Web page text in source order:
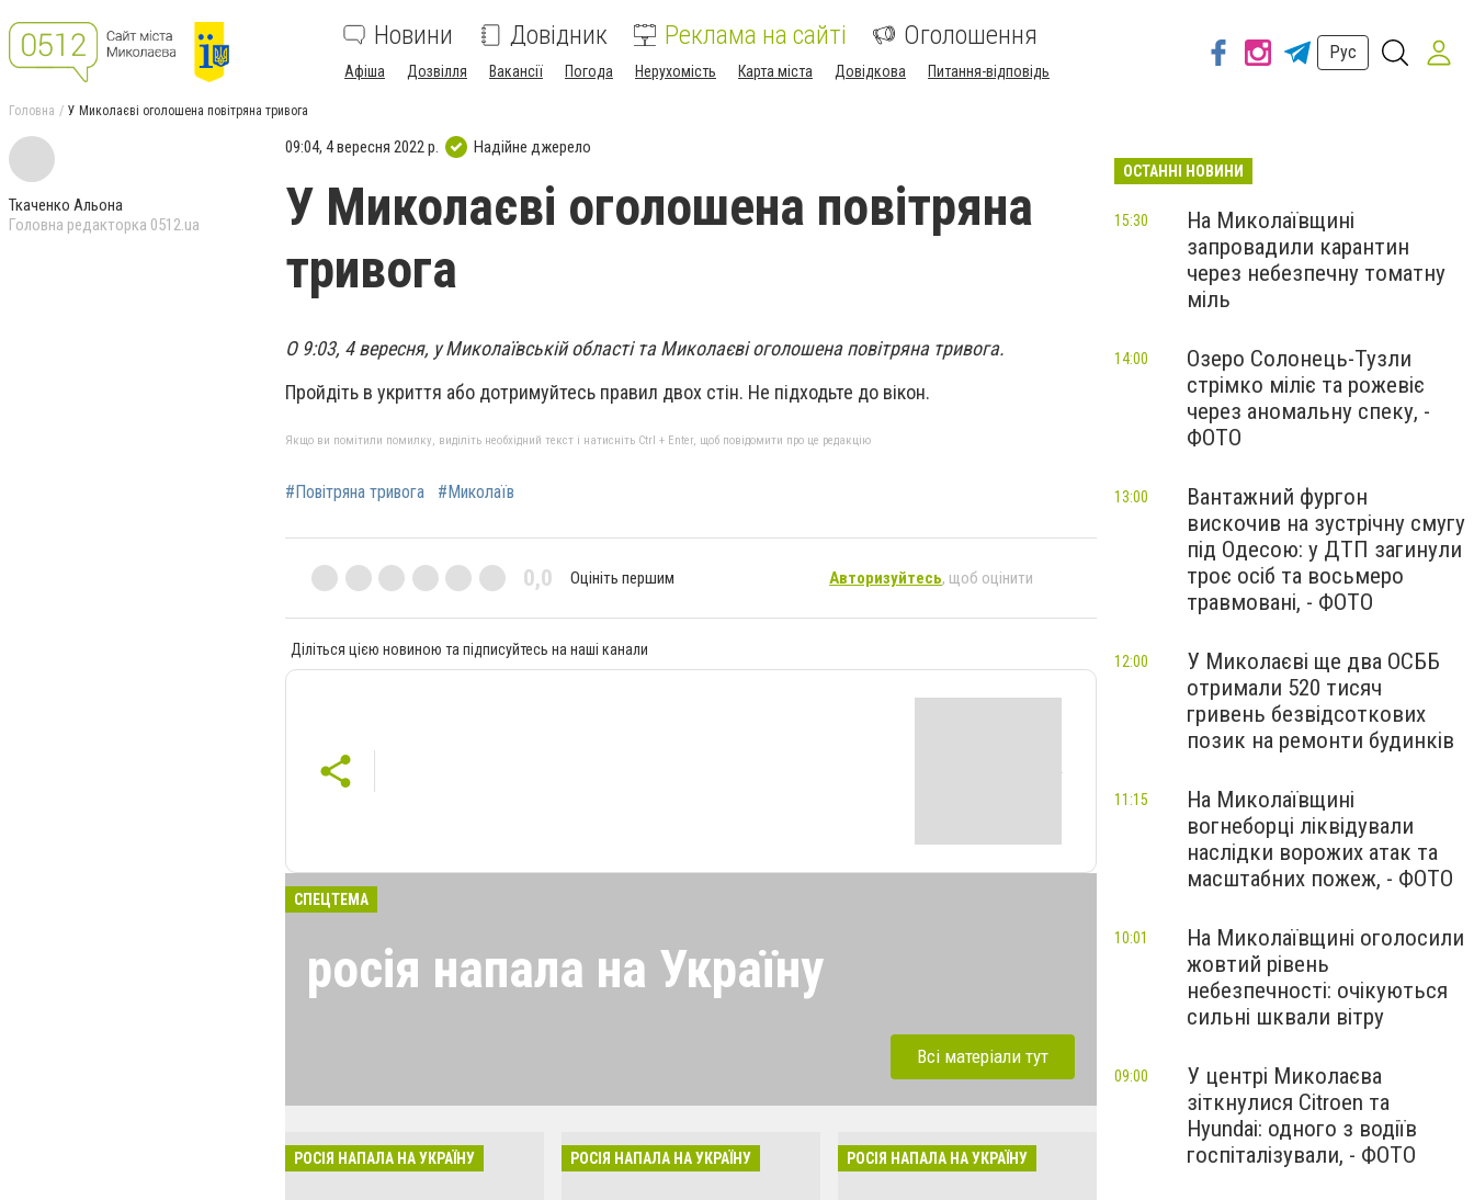
Новини Довідник Реклама на сайті Оголошення
Афіша Дозвілля Вакансії Погода Нерухомість Карта міста Довідкова Питання-відповідь
Рус
Головна У Миколаєві оголошена повітряна тривога
Ткаченко Альона
Головна редакторка 0512.ua
09:04, 4 вересня 2022 р. Надійне джерело
У Миколаєві оголошена повітряна
тривога
О 9:03, 4 вересня, у Миколаївській області та Миколаєві оголошена повітряна тривога.
Пройдіть в укриття або дотримуйтесь правил двох стін. Не підходьте до вікон.
Якщо ви помітили помилку, виділіть необхідний текст і натисніть Ctrl + Enter, щоб повідомити про це редакцію
#Повітряна тривога #Миколаїв
0,0 Оцініть першим Авторизуйтесь, щоб оцінити
Діліться цією новиною та підписуйтесь на наші канали
СПЕЦТЕМА
росія напала на Україну
розкрадати будинки в селах. Ми боремось
за нашу свободу!!
Всі матеріали тут
РОСІЯ НАПАЛА НА УКРАЇНУ РОСІЯ НАПАЛА НА УКРАЇНУ РОСІЯ НАПАЛА НА УКРАЇНУ
ОСТАННІ НОВИНИ
На Миколаївщині
запровадили карантин
через небезпечну томатну
міль
15:30
Озеро Солонець-Тузли
стрімко міліє та рожевіє
через аномальну спеку, -
ФОТО
14:00
Вантажний фургон
вискочив на зустрічну смугу
під Одесою: у ДТП загинули
троє осіб та восьмеро
травмовані, - ФОТО
13:00
У Миколаєві ще два ОСББ
отримали 520 тисяч
гривень безвідсоткових
позик на ремонти будинків
12:00
На Миколаївщині
вогнеборці ліквідували
наслідки ворожих атак та
масштабних пожеж, - ФОТО
11:15
На Миколаївщині оголосили
жовтий рівень
небезпечності: очікуються
сильні шквали вітру
10:01
У центрі Миколаєва
зіткнулися Citroen та
Hyundai: одного з водіїв
госпіталізували, - ФОТО
09:00